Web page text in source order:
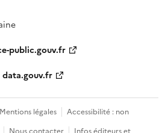
public.gouv.fr
data.gouv.fr
Mentions légales
Accessibilité : non